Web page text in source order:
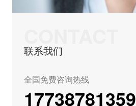
联系我们
全国免费咨询热线
17738781359